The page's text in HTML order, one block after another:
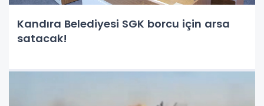
Kandıra Belediyesi SGK borcu için arsa
satacak!